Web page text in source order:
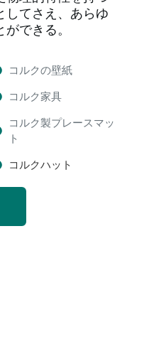
してさえ、あらゆ
できる。
コルクの壁紙
コルク家具
コルク製プレースマッ
ト
コルクハット